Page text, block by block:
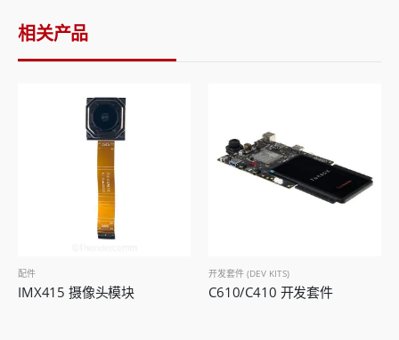
相关产品
配件
IMX415 摄像头模块
开发套件 (DEV KITS)
C610/C410 开发套件